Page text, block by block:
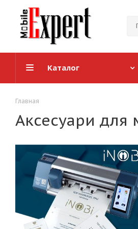
Каталог
Главная
Аксесуари для